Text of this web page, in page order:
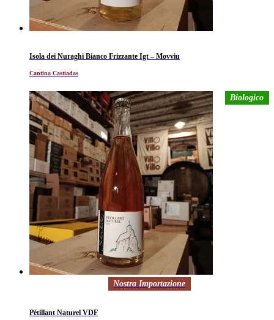
Isola dei Nuraghi Bianco Frizzante Igt – Movviu
Cantina Castiadas
Biologico
Nostra Importazione
Pétillant Naturel VDF